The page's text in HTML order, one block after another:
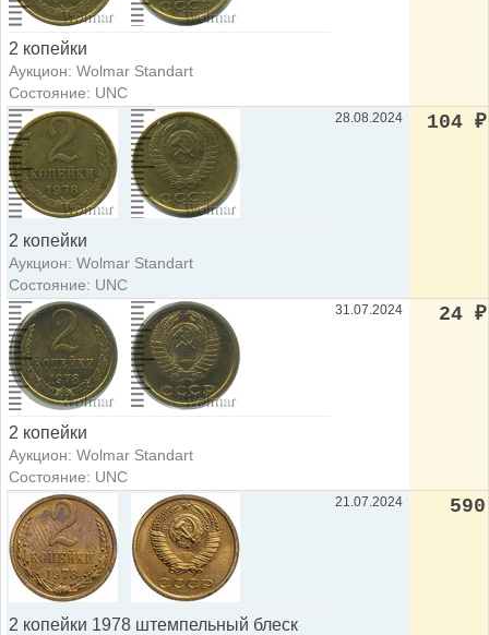
2 копейки
Аукцион: Wolmar Standart
Состояние: UNC
2 копейки
Аукцион: Wolmar Standart
Состояние: UNC
28.08.2024 104 ₽
2 копейки
Аукцион: Wolmar Standart
Состояние: UNC
31.07.2024 24 ₽
2 копейки 1978 штемпельный блеск
21.07.2024 590